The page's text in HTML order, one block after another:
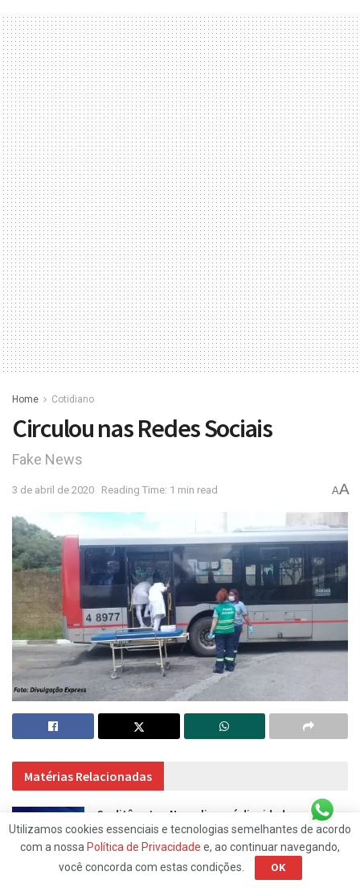
Home Cotidiano
Circulou nas Redes Sociais
Fake News
3 de abril de 2020 Reading Time: 1 min read AA
Matérias Relacionadas
Creditômetro: Nome limpo é dignidade
1 MÊS ATRÁS
O que os homens não percebem sobre a rotina
Utilizamos cookies essenciais e tecnologias semelhantes de acordo
com a nossa Política de Privacidade e, ao continuar navegando,
você concorda com estas condições.
OK